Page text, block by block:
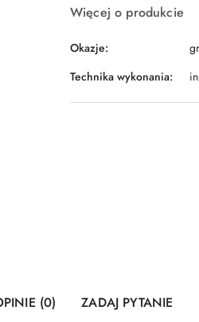
Więcej o produkcie
Okazje:
Technika wykonania:
(0) ZADAJ PYTANIE